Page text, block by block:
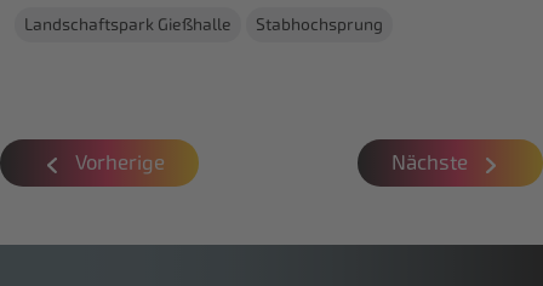
Landschaftspark Gießhalle Stabhochsprung
Vorherige Nächste